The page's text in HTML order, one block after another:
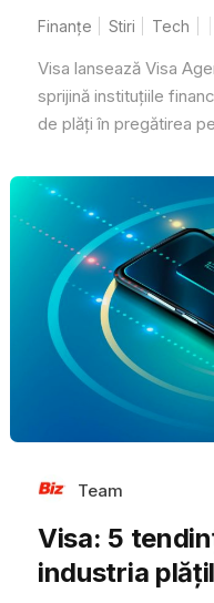
Finanțe Stiri Tech
Visa lansează Visa
sprijină instituțiile
de plăți în pregătirea
Team
Visa: 5
industria